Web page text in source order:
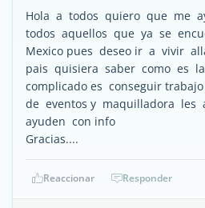
Hola a todos quiero que me
todos aquellos que ya se
Mexico pues deseo ir a vivir
pais quisiera saber como es
complicado es conseguir
de eventos y maquilladora les
ayuden con info
Gracias....
Reaccionar Responder